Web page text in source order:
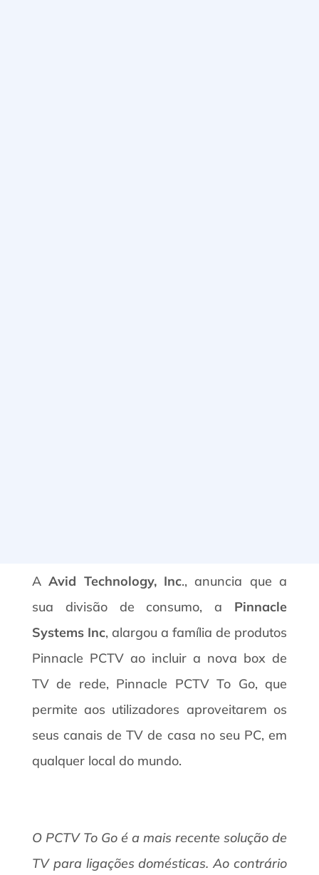
AAvid Technology, Inc., anuncia que a
sua divisão de consumo, a Pinnacle
Systems Inc, alargou a família de produtos
Pinnacle PCTV ao incluir a nova box de
TV de rede, Pinnacle PCTV To Go, que
permite aos utilizadores aproveitarem os
seus canais de TV de casa no seu PC, em
qualquer local do mundo.
O PCTV To Go é a mais recente solução de
TV para ligações domésticas. Ao contrário